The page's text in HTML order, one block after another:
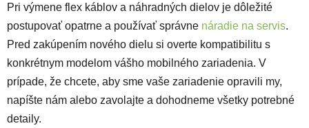
Pri výmene flex káblov a náhradných dielov je dôležité
postupovať opatrne a používať správne náradie na servis.
Pred zakúpením nového dielu si overte kompatibilitu s
konkrétnym modelom vášho mobilného zariadenia. V
prípade, že chcete, aby sme vaše zariadenie opravili my,
napíšte nám alebo zavolajte a dohodneme všetky potrebné
detaily.